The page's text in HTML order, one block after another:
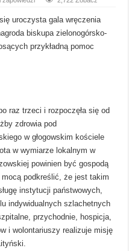
uroczysta gala wręczenia
biskupa zielonogórsko-
przykładną pomoc
raz trzeci i rozpoczęła się od
zdrowia pod
w głogowskim kościele
w wymiarze lokalnym w
powinien być gospodą
podkreślić, że jest takim
instytucji państwowych,
indywidualnych szlachetnych
przychodnie, hospicja,
i wolontariuszy realizuje misję